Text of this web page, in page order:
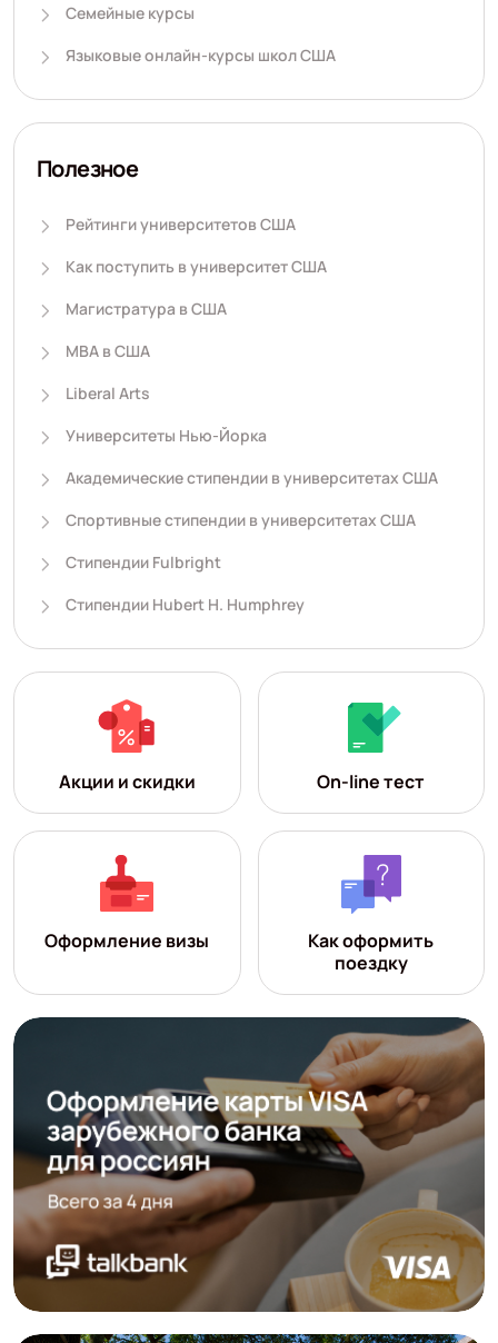
Семейные курсы
Языковые онлайн-курсы школ США
Полезное
Рейтинги университетов США
Как поступить в университет США
Магистратура в США
MBA в США
Liberal Arts
Университеты Нью-Йорка
Академические стипендии в университетах США
Спортивные стипендии в университетах США
Стипендии Fulbright
Стипендии Hubert H. Humphrey
Акции и скидки On-line тест
Оформление визы
Как оформить
поездку